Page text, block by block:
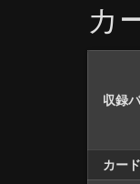
カ
収録
カー